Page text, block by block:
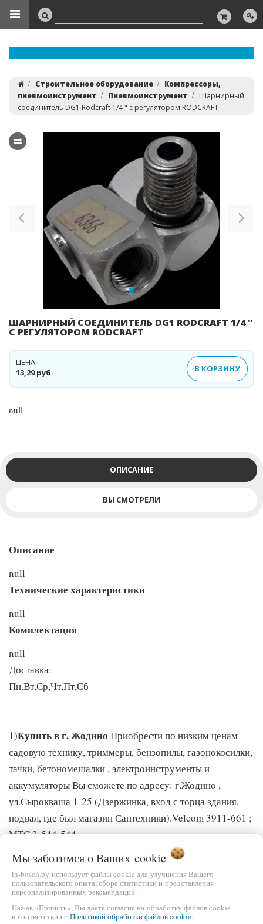
Строительное оборудование
Компрессоры,
пневмоинструмент
Пневмоинструмент
Шарнирный
соединитель DG1 Rodcraft 1/4 " с регулятором RODCRAFT
Previous
ШАРНИРНЫЙ СОЕДИНИТЕЛЬ DG1 RODCRAFT 1/4 "
С РЕГУЛЯТОРОМ RODCRAFT
13,29 руб.
ЦЕНА
В КОРЗИНУ
null
ОПИСАНИЕ
ВЫ СМОТРЕЛИ
Описание
null
Технические характеристики
null
Комплектация
null
Доставка:
Пн,Вт,Ср,Чт,Пт,Сб
1)Купить в г. Жодино Приобрести по низким ценам
садовую технику, триммеры, бензопилы, газонокосилки,
тачки, бетономешалки , электроинструменты и
аккумуляторы Вы сможете по адресу: г.Жодино ,
ул.Сырокваша 1-25 (Дзержинка, вход с торца здания,
подвал, где был магазин Сантехники).Velcom 3911-661 ;
MTC 2-544-544
Купить в г. Осиповичи.
ценам садовую технику, триммеры, бензопилы,
газонокосилки, тачки, бетономешалки ,
электроинструменты и аккумуляторы Вы сможете по
Мы заботимся о Ваших cookie
in-bosch.by использует файлы cookie для улучшения Вашего
пользовательского опыта, сбора статистики и представления
персонализированных рекомендаций.
Нажав «Принять», Вы даете согласие на обработку файлов cookie
в соответствии с Политикой обработки файлов cookie.